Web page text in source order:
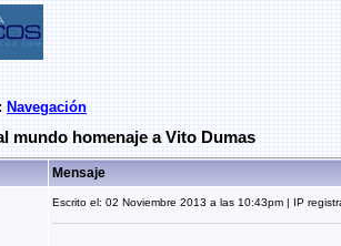
: Navegación
mundo homenaje a Vito Dumas
Mensaje
Escrito el: 02 Noviembre 2013 a las 10:43pm | IP